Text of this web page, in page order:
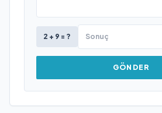
2 + 9 = ?
GÖNDER